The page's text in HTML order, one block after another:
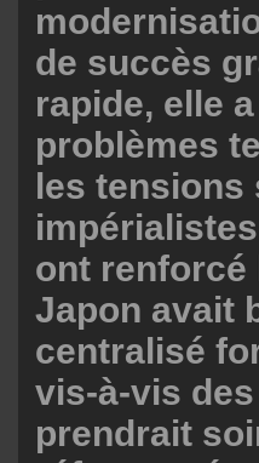
de succès
rapide, elle
problèmes
les
ont renforcé
Japon avait
centralisé
vis-à-vis
prendrait